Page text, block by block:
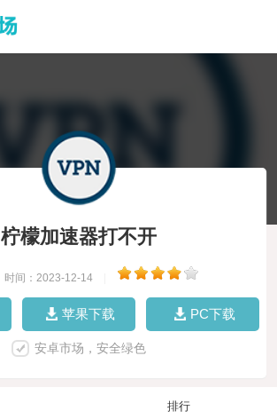
柠檬加速器打不开
时间：2023-12-14
苹果下载 PC下载
安卓市场，安全绿色
排行